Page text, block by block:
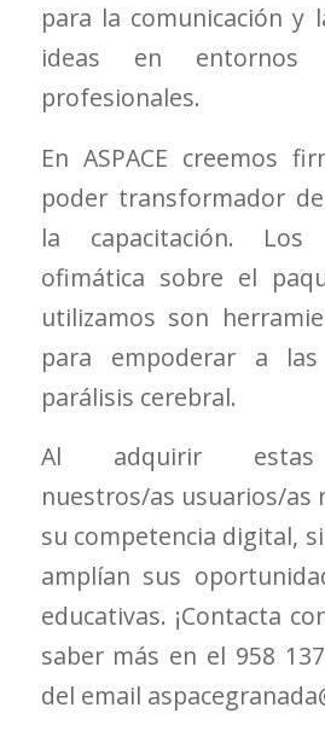
para la comunicación y
ideas en entornos
profesionales.
En ASPACE creemos
poder transformador
la capacitación. Los
ofimática sobre el
utilizamos son
para empoderar a
parálisis cerebral.
Al adquirir estas
nuestros/as usuarios/as
su competencia digital,
amplían sus
educativas. ¡Contacta
saber más en el 958
del email